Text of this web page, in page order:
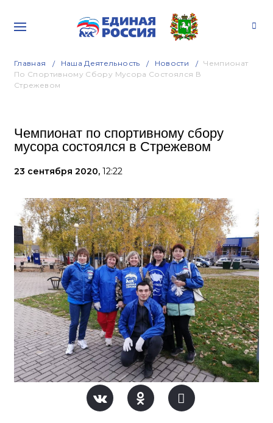
Главная Наша Деятельность Новости
Чемпионат
По Спортивному Сбору Мусора Состоялся В
Стрежевом
Чемпионат по спортивному сбору
мусора состоялся в Стрежевом
23 сентября 2020, 12:22